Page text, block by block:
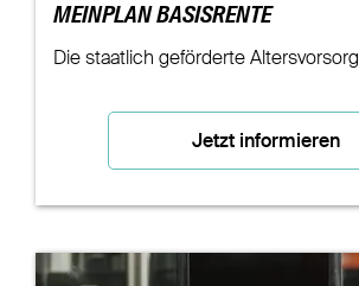
MEINPLAN BASISRENTE
Die staatlich geförderte
Jetzt informieren